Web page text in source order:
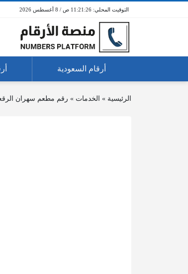
11:21:26 ص / 8 أغسطس 2026
أرقام السعودية
الرئيسية » الخدمات » رقم مطعم سهران